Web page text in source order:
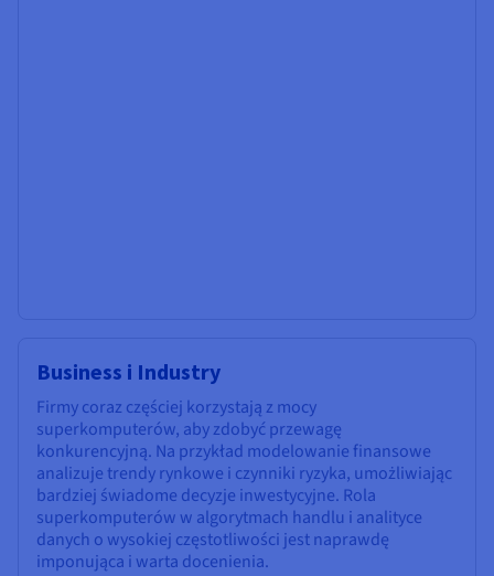
Business i Industry
Firmy coraz częściej korzystają z mocy
superkomputerów, aby zdobyć przewagę
konkurencyjną. Na przykład modelowanie finansowe
analizuje trendy rynkowe i czynniki ryzyka, umożliwiając
bardziej świadome decyzje inwestycyjne. Rola
superkomputerów w algorytmach handlu i analityce
danych o wysokiej częstotliwości jest naprawdę
imponująca i warta docenienia.